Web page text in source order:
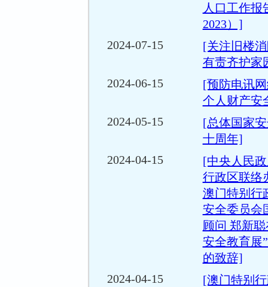
人口工作报
2023）]
2024-07-15
[关注旧楼
有责齐护家
2024-06-15
[预防电讯
个人财产安
2024-05-15
[总体国家
十周年]
2024-04-15
[中央人民
行政区联络
澳门特别行
安全委员会
顾问 郑新
安全教育展
的致辞]
2024-04-15
[澳门特别